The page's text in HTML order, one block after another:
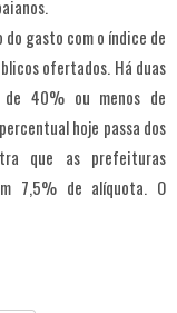
gasto com o índice de
ofertados. Há duas
de 40% ou menos de
hoje passa dos
que as prefeituras
7,5% de alíquota. O